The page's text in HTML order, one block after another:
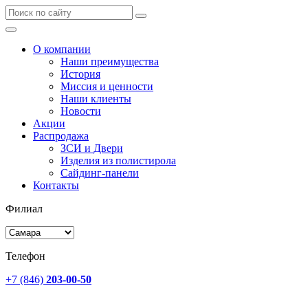
О компании
Наши преимущества
История
Миссия и ценности
Наши клиенты
Новости
Акции
Распродажа
ЗСИ и Двери
Изделия из полистирола
Сайдинг-панели
Контакты
Филиал
Телефон
+7 (846) 203-00-50